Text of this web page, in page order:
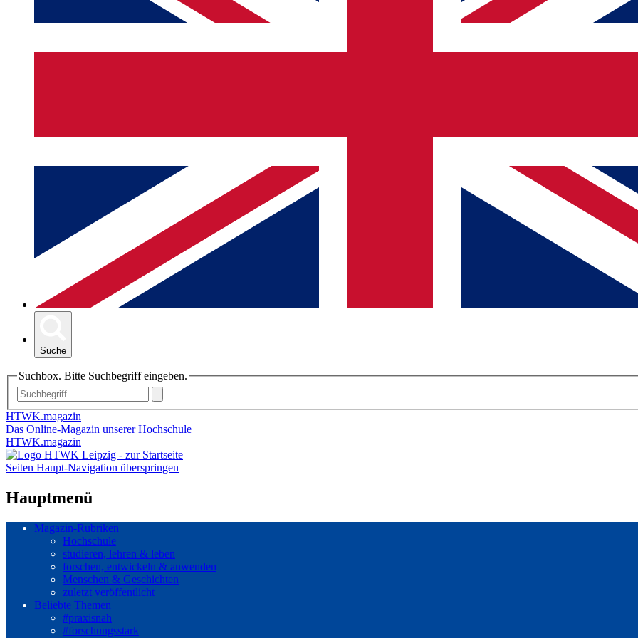
Suche
Suchbox. Bitte Suchbegriff eingeben.
HTWK.magazin
Das Online-Magazin unserer Hochschule
HTWK.magazin
Seiten Haupt-Navigation überspringen
Hauptmenü
Magazin-Rubriken
Hochschule
studieren, lehren & leben
forschen, entwickeln & anwenden
Menschen & Geschichten
zuletzt veröffentlicht
Beliebte Themen
#praxisnah
#forschungsstark